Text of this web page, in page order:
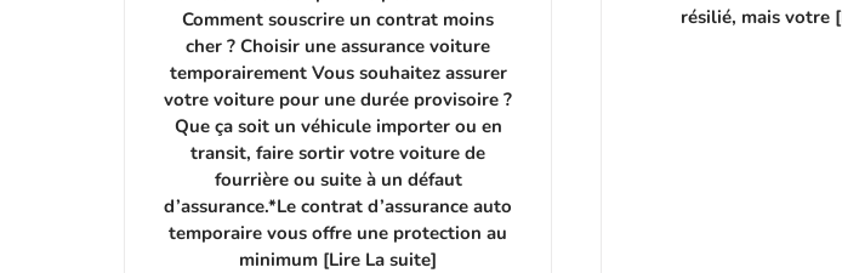
Comment souscrire un contrat moins
cher ? Choisir une assurance voiture
temporairement Vous souhaitez assurer
votre voiture pour une durée provisoire ?
Que ça soit un véhicule importer ou en
transit, faire sortir votre voiture de
fourrière ou suite à un défaut
d’assurance.*Le contrat d’assurance auto
temporaire vous offre une protection au
minimum [Lire La suite]
résilié, mais votre